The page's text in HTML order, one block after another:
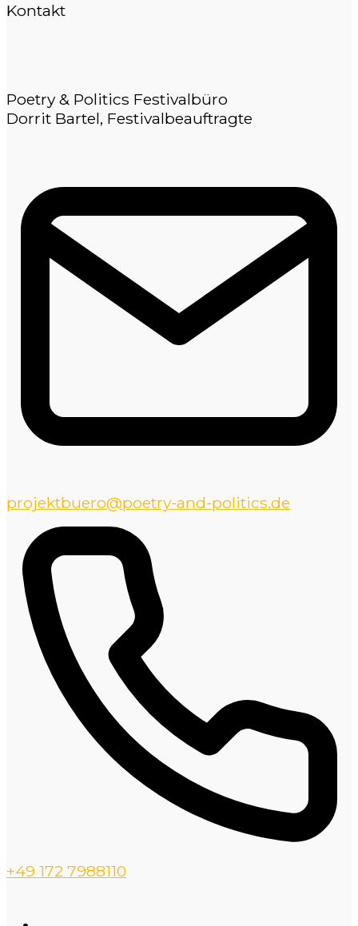
Kontakt
Poetry & Politics Festivalbüro
Dorrit Bartel, Festivalbeauftragte
projektbuero@poetry-and-politics.de
+49 172 7988110